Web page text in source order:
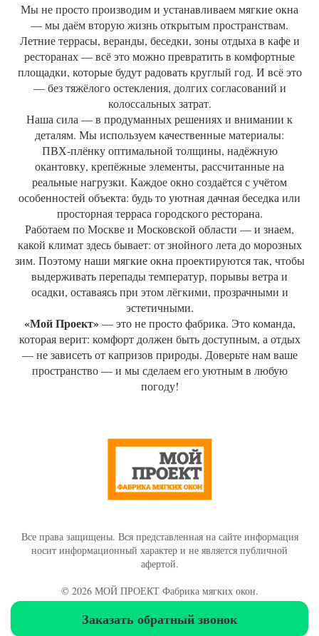
Мы не просто производим и устанавливаем мягкие окна
— мы даём вторую жизнь открытым пространствам.
Летние террасы, веранды, беседки, зоны отдыха в кафе и
ресторанах — всё это можно превратить в комфортные
площадки, которые будут радовать круглый год. И всё это
— без тяжёлого остекления, долгих согласований и
колоссальных затрат.
Наша сила — в продуманных решениях и внимании к
деталям. Мы используем качественные материалы:
ПВХ‑плёнку оптимальной толщины, надёжную
окантовку, крепёжные элементы, рассчитанные на
реальные нагрузки. Каждое окно создаётся с учётом
особенностей объекта: будь то уютная дачная беседка или
просторная терраса городского ресторана.
Работаем по Москве и Московской области — и знаем,
какой климат здесь бывает: от знойного лета до морозных
зим. Поэтому наши мягкие окна проектируются так, чтобы
выдерживать перепады температур, порывы ветра и
осадки, оставаясь при этом лёгкими, прозрачными и
эстетичными.
«Мой Проект»— это не просто фабрика. Это команда,
которая верит: комфорт должен быть доступным, а отдых
— не зависеть от капризов природы. Доверьте нам ваше
пространство — и мы сделаем его уютным в любую
погоду!
Все права защищены. Вся представленная на сайте информация
носит информационный характер и не является публичной
афертой.
© 2026 МОЙ ПРОЕКТ Фабрика мягких окон.
Заказать обратный звонок